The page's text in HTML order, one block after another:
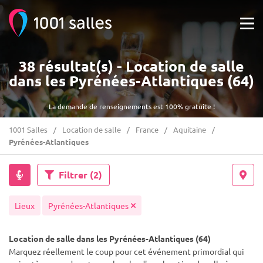
La demande de renseignements est 100% gratuite !
38 résultat(s) - Location de salle
dans les Pyrénées-Atlantiques (64)
1001 Salles Location de salle France
Aquitaine
Pyrénées-Atlantiques
Filtrer (2)
Lieux Pyrénées-Atlantiques
Location de salle dans les Pyrénées-Atlantiques (64)
Marquez réellement le coup pour cet événement primordial qui